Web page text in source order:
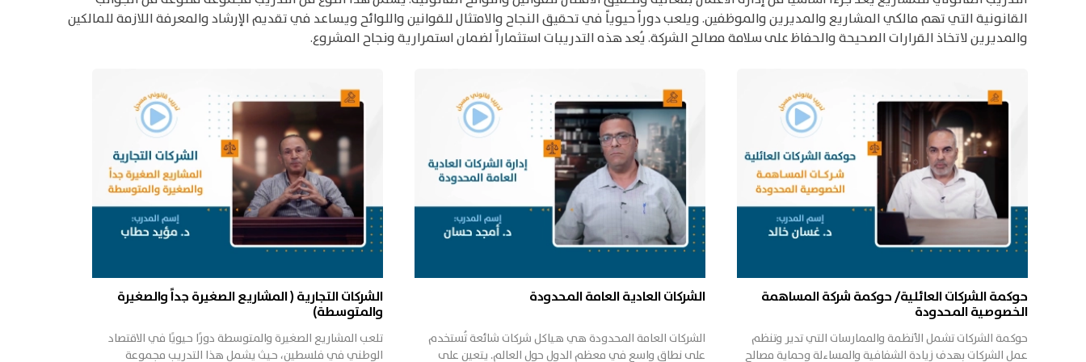
القانونية التي تهم مالكي المشاريع والمديرين والموظفين. ويلعب دوراً حيوياً في تحقيق النجاح والامتثال للقوانين واللوائح ويساعد في تقديم الإرشاد والمعرفة اللازمة للمالكين
والمديرين لاتخاذ القرارات الصحيحة والحفاظ على سلامة مصالح الشركة. يُعد هذه التدريبات استثماراً لضمان استمرارية ونجاح المشروع.
حوكمة الشركات العائلية/ حوكمة شركة المساهمة
الخصوصية المحدودة
حوكمة الشركات تشمل الأنظمة والممارسات التي تدير وتنظم
عمل الشركات بهدف زيادة الشفافية والمساءلة وحماية مصالح
الشركات العادية العامة المحدودة
الشركات العامة المحدودة هي هياكل شركات شائعة تُستخدم
على نطاق واسع في معظم الدول حول العالم. يتعين على
الشركات التجارية ( المشاريع الصغيرة جداً والصغيرة
والمتوسطة)
تلعب المشاريع الصغيرة والمتوسطة دورًا حيويًا في الاقتصاد
الوطني في فلسطين، حيث يشمل هذا التدريب مجموعة